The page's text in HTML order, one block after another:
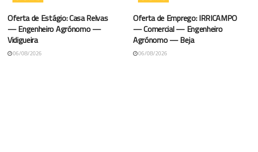
Oferta de Estágio: Casa Relvas
— Engenheiro Agrónomo —
Vidigueira
06/08/2026
Oferta de Emprego: IRRICAMPO
— Comercial — Engenheiro
Agrónomo — Beja
06/08/2026